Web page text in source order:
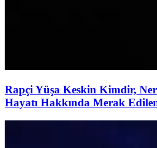
Rapçi Yüşa Keskin Kimdir,
Hayatı Hakkında Merak